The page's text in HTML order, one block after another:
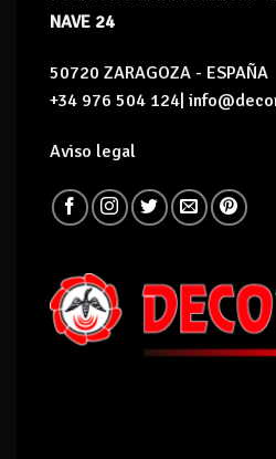
NAVE 24
50720 ZARAGOZA - ESPAÑA
+34 976 504 124|
Aviso legal